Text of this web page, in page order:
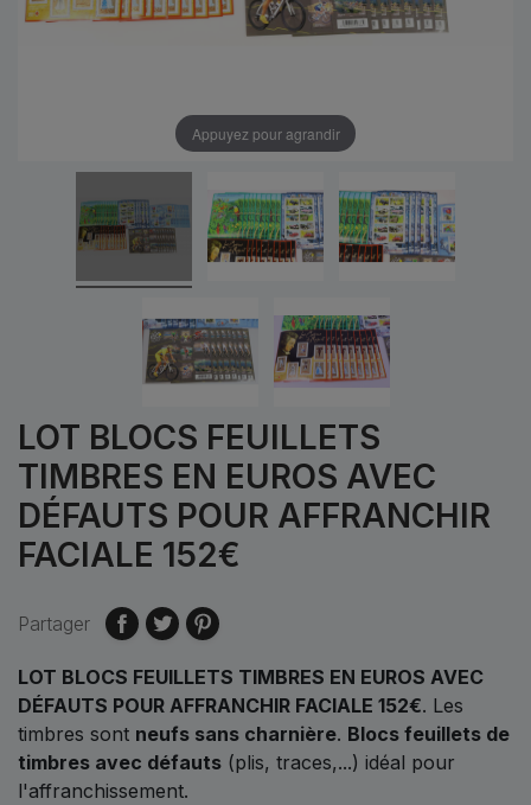
Appuyez pour agrandir
LOT BLOCS FEUILLETS
TIMBRES EN EUROS AVEC
DÉFAUTS POUR AFFRANCHIR
FACIALE 152€
Partager
LOT BLOCS FEUILLETS TIMBRES EN EUROS AVEC
DÉFAUTS POUR AFFRANCHIR FACIALE 152€. Les
timbres sont neufs sans charnière. Blocs feuillets de
timbres avec défauts (plis, traces,...) idéal pour
l'affranchissement.